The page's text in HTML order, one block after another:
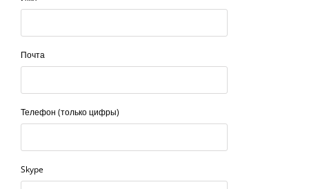
Почта
Телефон (только цифры)
Skype